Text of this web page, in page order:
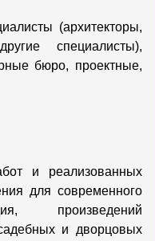
(архитекторы,
специалисты),
бюро, проектные,
и реализованных
для современного
произведений
и дворцовых